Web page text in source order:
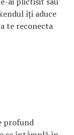
îți aduce
te reconecta
profund